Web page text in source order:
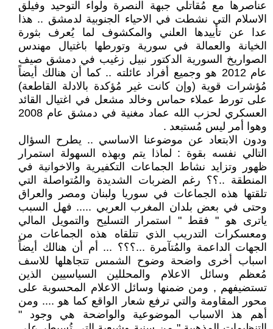
عناصرها مع مُقاتلي جبهة النصرة ولواء التوحيد وفيلق
الاسلام التي نشطت في الاحياء الجنوبية لدمشق .. هذا
عدا عن تأييدها العلني والمكشوف لما يُعرف بثورة
الخيانة والعمالة في سورية وتورطها باغتيال مهندس
الصواريخ السورية الدكتور نبيل زغيب في دمشق صيف
عام 2012 هو وجميع أفراد عائلته .. كما أن هنالك أيضاً
مُؤشرات قوية (وإن كانت غير مُؤكدة بالادلة القاطعة)
على تورط عملاء حماس وخالد مشعل في اغتيال القائد
العسكري لحزب الله عماد مغنية في دمشق عام 2008
وهوا أمر ليس مُستبعد .
ودون الابتعاد عن موضوعنا الاساسي .. يطرح السؤال
التالي نفسه بقوة : لماذا يتم وبهذه السهولة استمرار
ظهور وتزايد نشاط الجماعات التكفيرية والاخوانية في
المنطقة ..؟؟ رغم الضربات الشديدة والمُتواصلة التي
تلقتها هذه الجماعات في سوريا ولبنان ومصر والعراق
وحتى في بعض بلدان المغرب العربي ..... فهل السبب
ياترى هو " فقط " استمرار التسليح والتمويل المالي
ومعسكرات التدريب الذي تتلقاه هذه الجماعات من
الجهات الداعمة والمُتآمرة ...؟؟؟ ... أم أن هنالك أيضاً
اسباب أخرى واضحة وضوح الشمس تتجاهلها للاسف
مُعظم وسائل الاعلام والمحللين السياسيين الذين
تستضيفهم , ومن ضمنها وسائل الاعلام المحسوبة على
محور المقاومة والتي ترفع شعار الواقع كما هو .... ومن
أهم هذ الاسباب الموضوعية والواضحة هي وجود "